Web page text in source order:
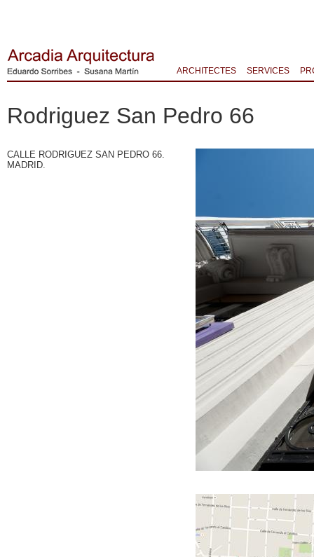
ARCHITECTES SERVICES
Rodriguez San Pedro 66
CALLE RODRIGUEZ SAN PEDRO 66.
MADRID.